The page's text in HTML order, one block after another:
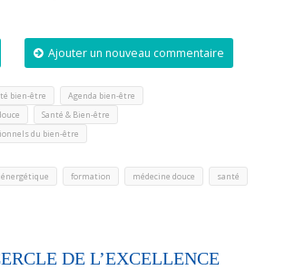
Ajouter un nouveau commentaire
bien-être Agenda bien-être
Santé & Bien-être
du bien-être
énergétique formation médecine douce santé
DE L’EXCELLENCE